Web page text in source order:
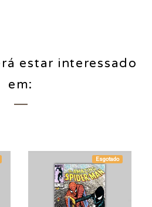
estar interessado
em:
Esgotado